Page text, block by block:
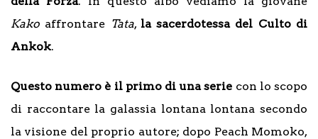
Kako affrontare Tata, la sacerdotessa del Culto di
Ankok.
Questo numero è il primo di una serie con lo scopo
di raccontare la galassia lontana lontana secondo
la visione del proprio autore; dopo Peach Momoko,